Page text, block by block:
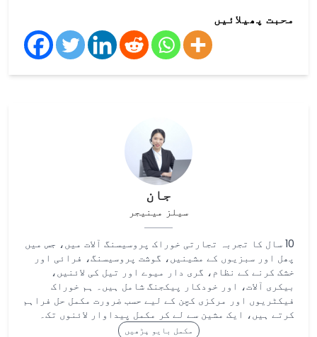
محبت پھیلائیں
جان
سیلز مینیجر
10 سال کا تجربہ تجارتی خوراک پروسیسنگ آلات میں، جس میں
پھل اور سبزیوں کے مشینیں، گوشت پروسیسنگ، فرائی اور
خشک کرنے کے نظام، گری دار میوے اور تیل کی لائنیں،
بیکری آلات، اور خودکار پیکجنگ شامل ہیں۔ ہم خوراک
فیکٹریوں اور مرکزی کچن کے لیے حسب ضرورت مکمل حل فراہم
کرتے ہیں، ایک مشین سے لے کر مکمل پیداوار لائنوں تک۔
مکمل بایو پڑھیں